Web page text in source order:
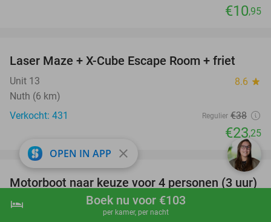
shopping_cart Boek nu
hotel Boek nu voor €103
per kamer, per nacht
€10,95
39%
Laser Maze + X-Cube Escape Room + friet
Unit 13 8.6 star
Nuth (6 km)
Verkocht: 431
Regulier €38
€23,25
31%
favorite_border
Motorboot naar keuze voor 4 personen (3 uur)
+ drankje + chips
OPEN IN APP close